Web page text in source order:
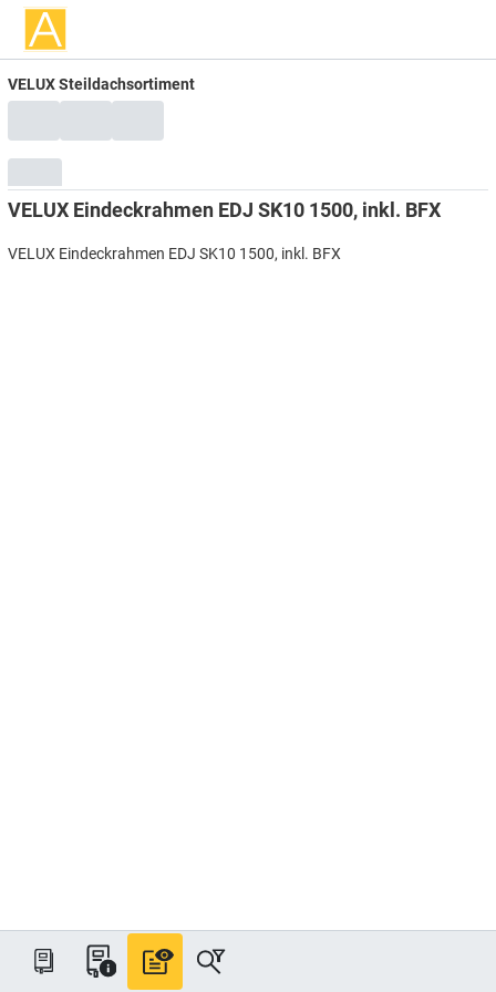
VELUX Steildachsortiment
VELUX Eindeckrahmen EDJ SK10 1500, inkl. BFX
VELUX Eindeckrahmen EDJ SK10 1500, inkl. BFX